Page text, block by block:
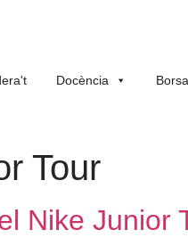
Docència
Tour
Nike Junior